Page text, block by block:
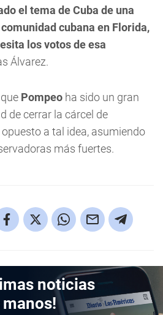
el tema de Cuba de una
cubana en Florida,
los votos de esa
Álvarez.
Pompeo ha sido un gran
de cerrar la cárcel de
a tal idea, asumiendo
más fuertes.
noticias